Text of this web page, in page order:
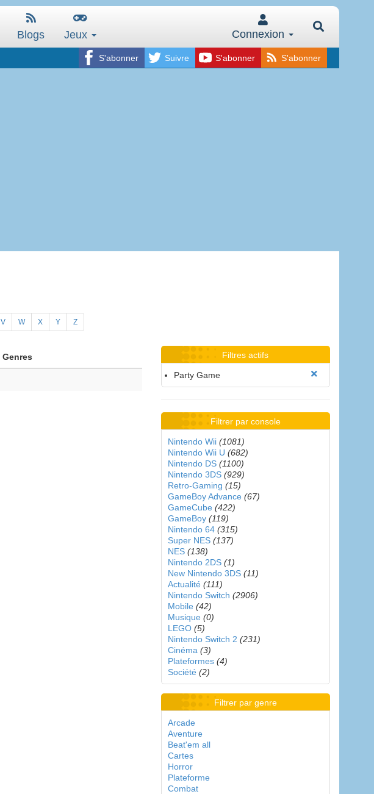
Blogs Jeux Connexion
S'abonner Suivre S'abonner S'abonner
V W X Y Z
Genres Filtres actifs
Party Game
Filtrer par console
Nintendo Wii (1081)
Nintendo Wii U (682)
Nintendo DS (1100)
Nintendo 3DS (929)
Retro-Gaming (15)
GameBoy Advance (67)
GameCube (422)
GameBoy (119)
Nintendo 64 (315)
Super NES (137)
NES (138)
Nintendo 2DS (1)
New Nintendo 3DS (11)
Actualité (111)
Nintendo Switch (2906)
Mobile (42)
Musique (0)
LEGO (5)
Nintendo Switch 2 (231)
Cinéma (3)
Plateformes (4)
Société (2)
Filtrer par genre
Arcade
Aventure
Beat'em all
Cartes
Horror
Plateforme
Combat